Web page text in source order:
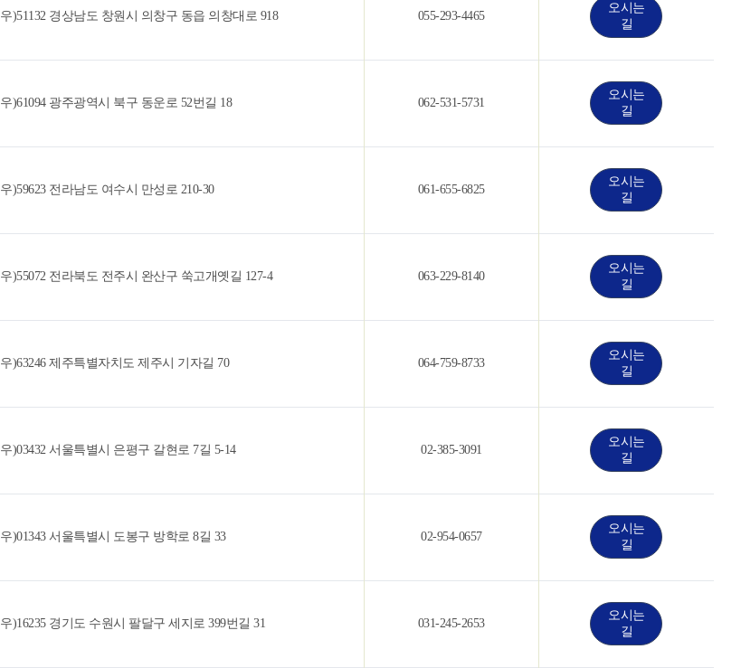
우)51132 경상남도 창원시 의창구 동읍 의창대로 918 055-293-4465
오시는
길
우)61094 광주광역시 북구 동운로 52번길 18 062-531-5731
오시는
길
우)59623 전라남도 여수시 만성로 210-30 061-655-6825
오시는
길
우)55072 전라북도 전주시 완산구 쑥고개옛길 127-4 063-229-8140
오시는
길
우)63246 제주특별자치도 제주시 기자길 70 064-759-8733
오시는
길
우)03432 서울특별시 은평구 갈현로 7길 5-14 02-385-3091
오시는
길
우)01343 서울특별시 도봉구 방학로 8길 33 02-954-0657
오시는
길
우)16235 경기도 수원시 팔달구 세지로 399번길 31 031-245-2653
오시는
길